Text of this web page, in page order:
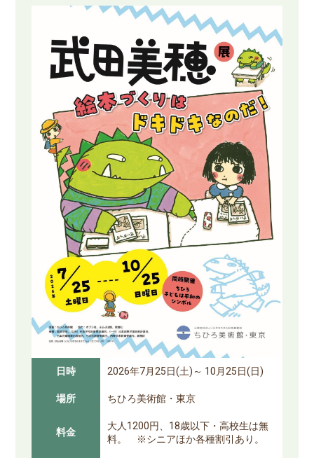
日時
2026年7月25日(土)～ 10月25日(日)
場所
ちひろ美術館・東京
料金
大人1200円、18歳以下・高校生は無
料。 ※シニアほか各種割引あり。